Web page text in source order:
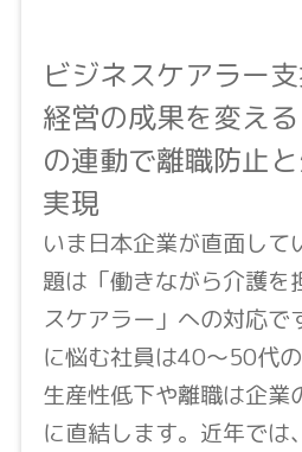
ビジネスケアラー
経営の成果を変え
の連動で離職防止
実現
いま日本企業が直面して
題は「働きながら介護を
スケアラー」への対応で
に悩む社員は40〜50代の
生産性低下や離職は企業
に直結します。近年では